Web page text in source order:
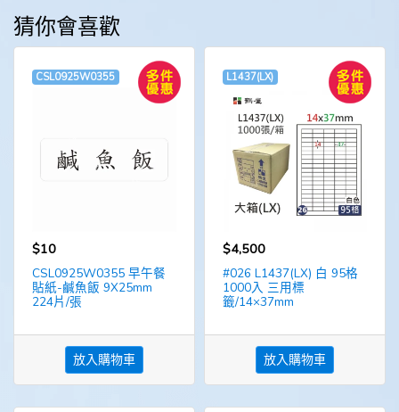
猜你會喜歡
CSL0925W0355
$10
CSL0925W0355 早午餐
貼紙-鹹魚飯 9X25mm
224片/張
放入購物車
L1437(LX)
$4,500
#026 L1437(LX) 白 95格
1000入 三用標
籤/14×37mm
放入購物車